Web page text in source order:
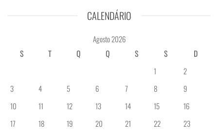
CALENDÁRIO
Agosto 2026
S
T Q Q S S
D
1
2
3
4 5 6 7 8
9
10
11 12 13 14 15
16
17
18 19 20 21 22
23